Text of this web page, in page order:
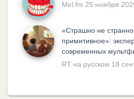
Mel.fm 25 ноября
«Cтрашно не
примитивное»:
современных
RT на русском 18